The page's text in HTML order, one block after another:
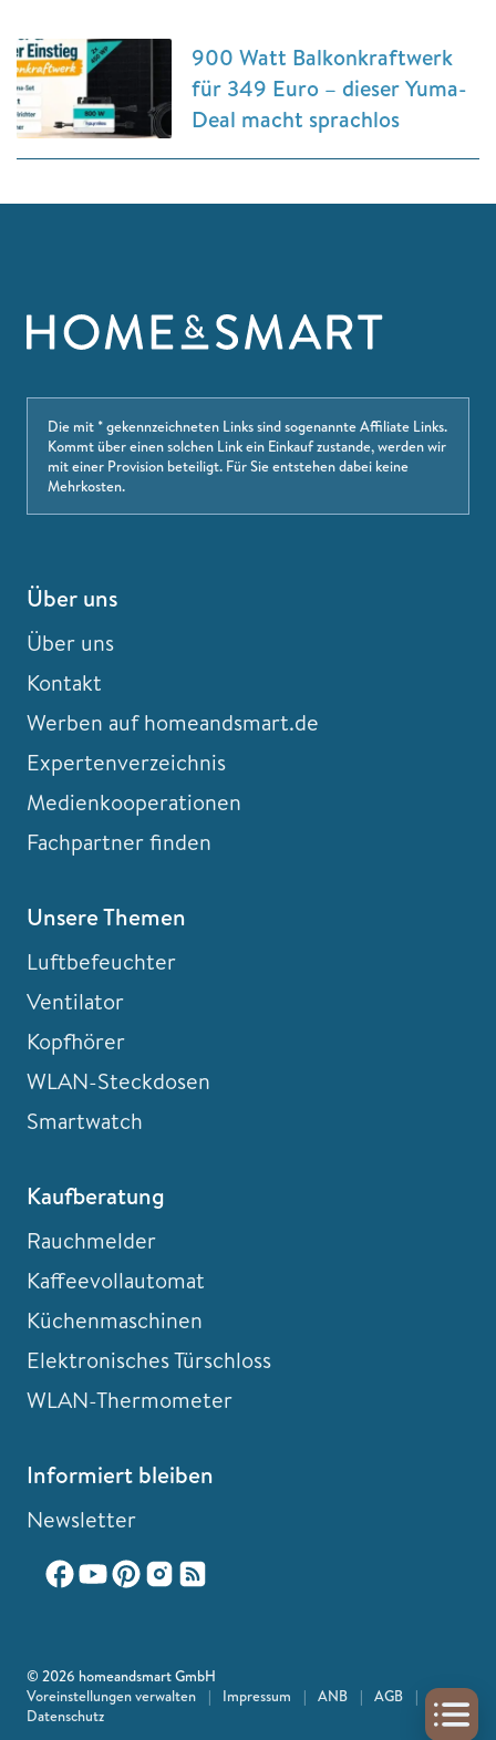
900 Watt Balkonkraftwerk
für 349 Euro – dieser Yuma-
Deal macht sprachlos
Die mit * gekennzeichneten Links sind sogenannte Affiliate Links.
Kommt über einen solchen Link ein Einkauf zustande, werden wir
mit einer Provision beteiligt. Für Sie entstehen dabei keine
Mehrkosten.
Über uns
Über uns
Kontakt
Werben auf homeandsmart.de
Expertenverzeichnis
Medienkooperationen
Fachpartner finden
Unsere Themen
Luftbefeuchter
Ventilator
Kopfhörer
WLAN-Steckdosen
Smartwatch
Kaufberatung
Rauchmelder
Kaffeevollautomat
Küchenmaschinen
Elektronisches Türschloss
WLAN-Thermometer
Informiert bleiben
Newsletter
© 2026 homeandsmart GmbH
Voreinstellungen verwalten
| Impressum | ANB | AGB
|
Datenschutz